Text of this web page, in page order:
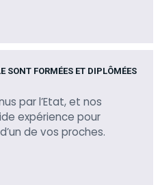
SONT FORMÉES ET DIPLÔMÉES
par l’Etat, et nos
expérience pour
de vos proches.